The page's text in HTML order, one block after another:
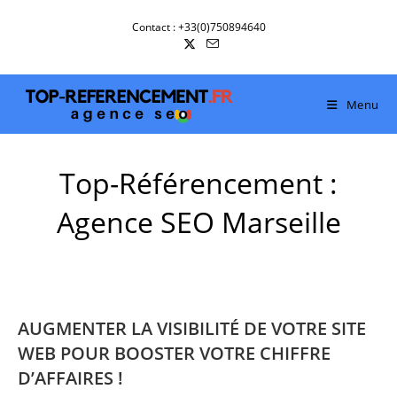
Contact : +33(0)750894640
Menu
Top-Référencement :
Agence SEO Marseille
AUGMENTER LA VISIBILITÉ DE VOTRE SITE
WEB POUR BOOSTER VOTRE CHIFFRE
D’AFFAIRES !